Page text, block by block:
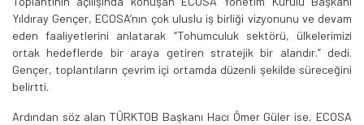
Yıldıray Gençer, ECOSA’nın çok uluslu iş birliği vizyonunu ve devam
eden faaliyetlerini anlatarak “Tohumculuk sektörü, ülkelerimizi
ortak hedeflerde bir araya getiren stratejik bir alandır.” dedi.
Gençer, toplantıların çevrim içi ortamda düzenli şekilde süreceğini
belirtti.
Ardından söz alan TÜRKTOB Başkanı Hacı Ömer Güler ise, ECOSA